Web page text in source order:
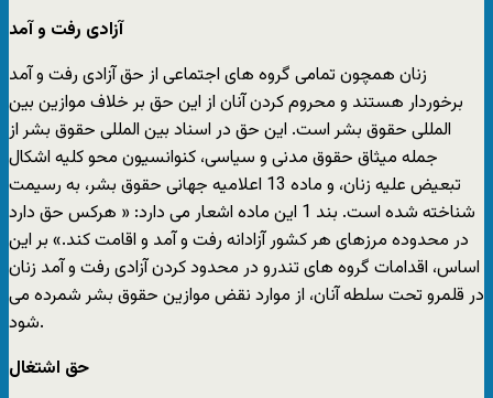
آزادی رفت و آمد
زنان همچون تمامی گروه های اجتماعی از حق آزادی رفت و آمد
برخوردار هستند و محروم کردن آنان از این حق بر خلاف موازین بین
المللی حقوق بشر است. این حق در اسناد بین المللی حقوق بشر از
جمله میثاق حقوق مدنی و سیاسی، کنوانسیون محو کلیه اشکال
تبعیض علیه زنان، و ماده 13 اعلامیه جهانی حقوق بشر، به رسیمت
شناخته شده است. بند 1 این ماده اشعار می دارد: « هرکس حق دارد
در محدوده مرزهای هر کشور آزادانه رفت و آمد و اقامت کند.» بر این
اساس، اقدامات گروه های تندرو در محدود کردن آزادی رفت و آمد زنان
در قلمرو تحت سلطه آنان، از موارد نقض موازین حقوق بشر شمرده می
شود.
حق اشتغال